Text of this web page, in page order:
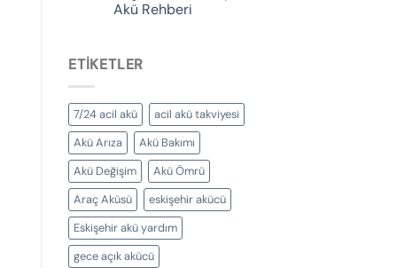
Akü Rehberi
ETIKETLER
7/24 acil akü
acil akü takviyesi
Akü Arıza
Akü Bakımı
Akü Değişim
Akü Ömrü
Araç Aküsü
eskişehir akücü
Eskişehir akü yardım
gece açık akücü